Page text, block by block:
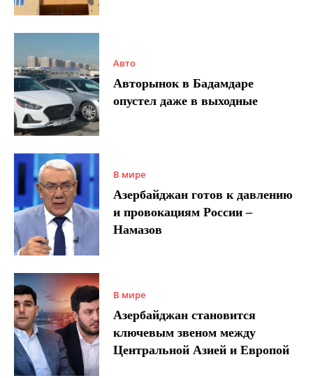
Авто
Авторынок в Бадамдаре
опустел даже в выходные
В мире
Азербайджан готов к давлению
и провокациям России –
Намазов
В мире
Азербайджан становится
ключевым звеном между
Центральной Азией и Европой